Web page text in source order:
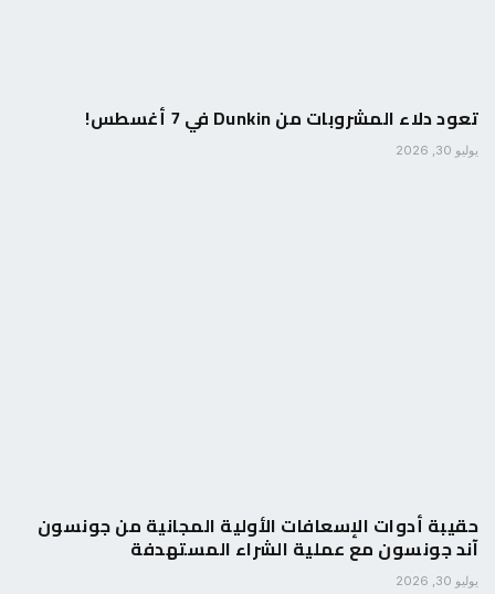
تعود دلاء المشروبات من Dunkin في 7 أغسطس!
يوليو 30, 2026
حقيبة أدوات الإسعافات الأولية المجانية من جونسون
آند جونسون مع عملية الشراء المستهدفة
يوليو 30, 2026